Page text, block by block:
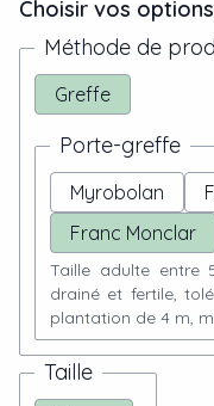
Choisir vos
Méthode de
Greffe
Porte-greffe
Myrobolan
Franc Monclar
Taille adulte entre
drainé et fertile,
plantation de 4 m,
Taille